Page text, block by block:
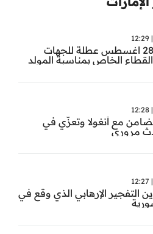
الامارات .. 28 اغسطس عطلة للجهات
الخاص بمناسبة المولد
مع أنغولا وتعزّي في
مروري
التفجير الإرهابي الذي وقع في